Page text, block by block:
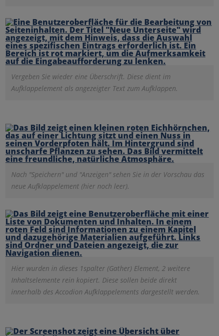
Vergeben Sie wieder eine Überschrift. Diese dient im
Aufklappelement als angezeigter Text zum Aufklappen.
Nach "Speichern" und "Anzeigen" sehen Sie in der Vorschau das
neue Aufklappelement (hier noch leer).
Hier wurden in dieses 1spalter (Gather) Element, 2 weitere
Inhaltselemente rein kopiert. Diese sollen beide direkt
innerhalb des Accodion Aufklappelements dargestellt werden.